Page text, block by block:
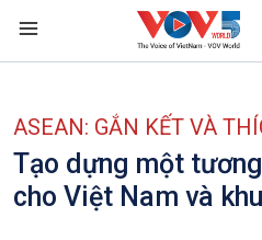
Nhảy đến nội dung
ASEAN: GẮN KẾT VÀ
Tạo dựng một
cho Việt Nam và